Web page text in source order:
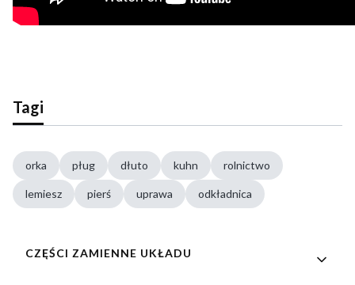
Tagi
orka pług dłuto kuhn rolnictwo
lemiesz pierś uprawa odkładnica
Linki w stopce
CZĘŚCI ZAMIENNE UKŁADU